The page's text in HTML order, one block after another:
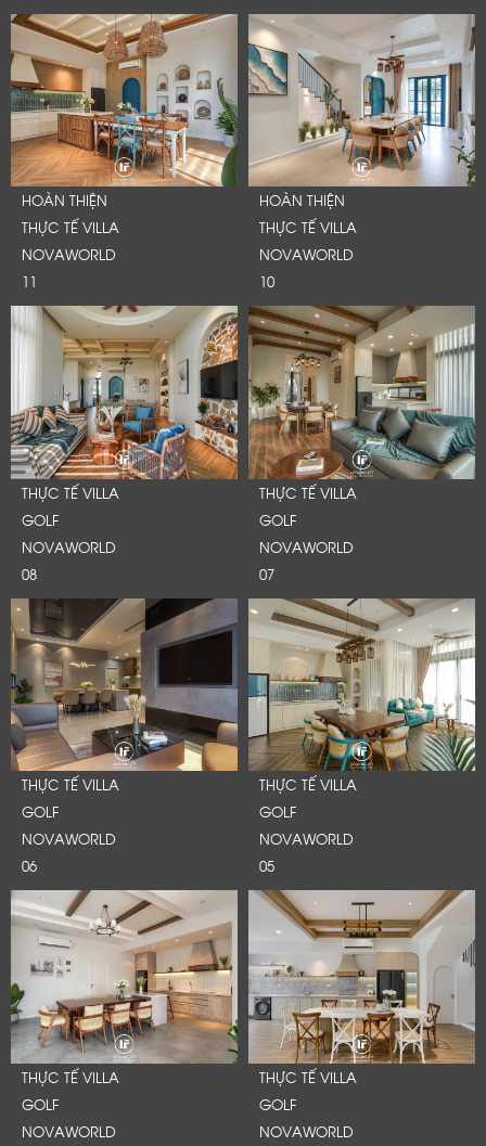
HOÀN THIỆN
THỰC TẾ VILLA
NOVAWORLD
11
HOÀN THIỆN
THỰC TẾ VILLA
NOVAWORLD
10
THỰC TẾ VILLA
GOLF
NOVAWORLD
08
THỰC TẾ VILLA
GOLF
NOVAWORLD
07
THỰC TẾ VILLA
GOLF
NOVAWORLD
06
THỰC TẾ VILLA
GOLF
NOVAWORLD
05
THỰC TẾ VILLA
GOLF
NOVAWORLD
THỰC TẾ VILLA
GOLF
NOVAWORLD
Chúng tôi sẽ liên hệ lại trong thời gian sớm nhất